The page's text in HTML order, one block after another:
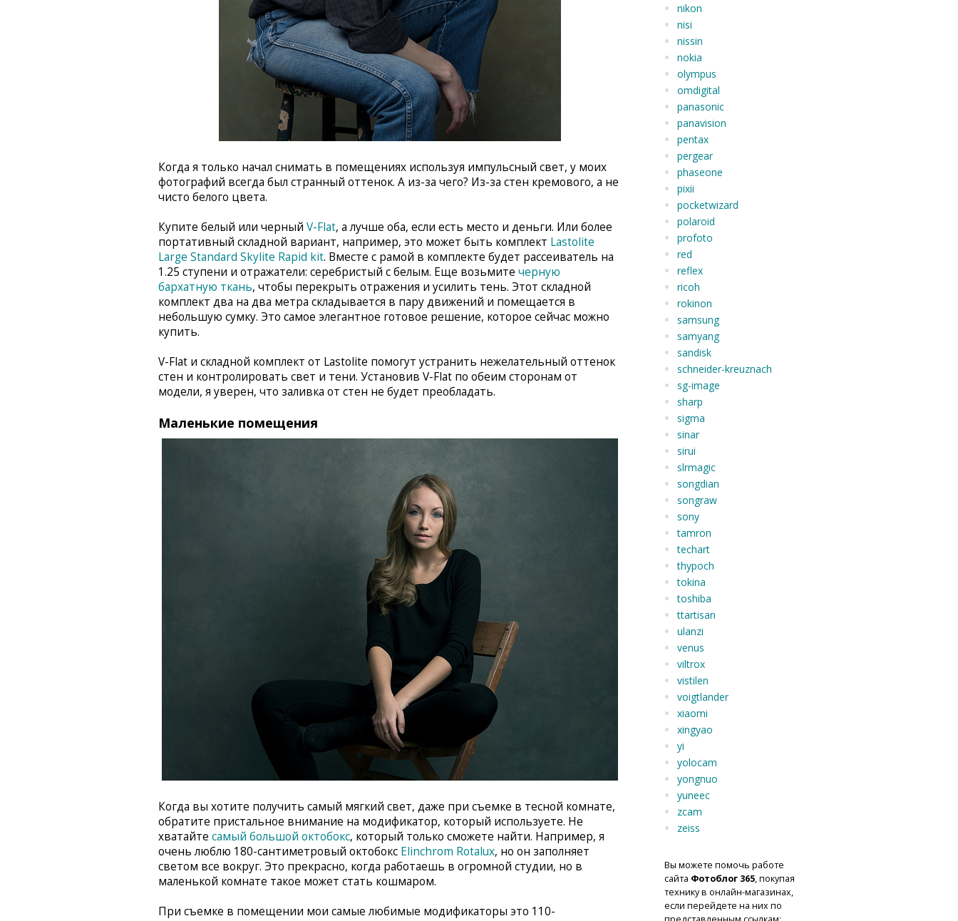
Когда я только начал снимать в помещениях используя импульсный свет, у моих
фотографий всегда был странный оттенок. А из-за чего? Из-за стен кремового, а не
чисто белого цвета.
Купите белый или черный V-Flat, а лучше оба, если есть место и деньги. Или более
портативный складной вариант, например, это может быть комплект Lastolite
Large Standard Skylite Rapid kit. Вместе с рамой в комплекте будет рассеиватель на
1.25 ступени и отражатели: серебристый с белым. Еще возьмите черную
бархатную ткань, чтобы перекрыть отражения и усилить тень. Этот складной
комплект два на два метра складывается в пару движений и помещается в
небольшую сумку. Это самое элегантное готовое решение, которое сейчас можно
купить.
V-Flat и складной комплект от Lastolite помогут устранить нежелательный оттенок
стен и контролировать свет и тени. Установив V-Flat по обеим сторонам от
модели, я уверен, что заливка от стен не будет преобладать.
Маленькие помещения
Когда вы хотите получить самый мягкий свет, даже при съемке в тесной комнате,
обратите пристальное внимание на модификатор, который используете. Не
хватайте самый большой октобокс, который только сможете найти. Например, я
очень люблю 180-сантиметровый октобокс Elinchrom Rotalux, но он заполняет
светом все вокруг. Это прекрасно, когда работаешь в огромной студии, но в
маленькой комнате такое может стать кошмаром.
При съемке в помещении мои самые любимые модификаторы это 110-
nikon
nisi
nissin
nokia
olympus
omdigital
panasonic
panavision
pentax
pergear
phaseone
pixii
pocketwizard
polaroid
profoto
red
reflex
ricoh
rokinon
samsung
samyang
sandisk
schneider-kreuznach
sg-image
sharp
sigma
sinar
sirui
slrmagic
songdian
songraw
sony
tamron
techart
thypoch
tokina
toshiba
ttartisan
ulanzi
venus
viltrox
vistilen
voigtlander
xiaomi
xingyao
yi
yolocam
yongnuo
yuneec
zcam
zeiss
Вы можете помочь работе
сайта Фотоблог 365, покупая
технику в онлайн-магазинах,
если перейдете на них по